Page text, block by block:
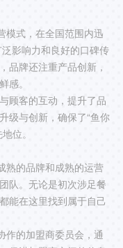
模式，在全国范围内迅
影响力和良好的口碑传
品牌还注重产品创新，
感。
顾客的互动，提升了品
级与创新，确保了“鱼你
位。
熟的品牌和成熟的运营
队。无论是初次涉足餐
能在这里找到属于自己
作的加盟商委员会，通